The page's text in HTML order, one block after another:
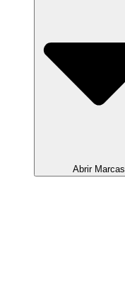
Abrir Marcas